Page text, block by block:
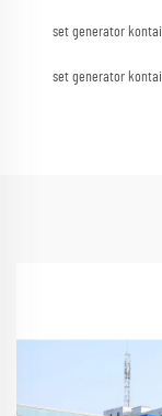
set generator
set generator